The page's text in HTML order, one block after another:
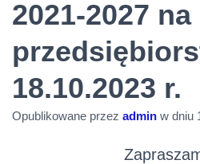
2021-2027
18.10.2023 r.
Opublikowane przez admin w dniu